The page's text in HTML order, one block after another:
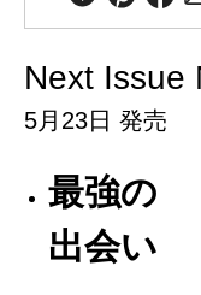
Next Issue
5月23日 発売
最強の
出会い